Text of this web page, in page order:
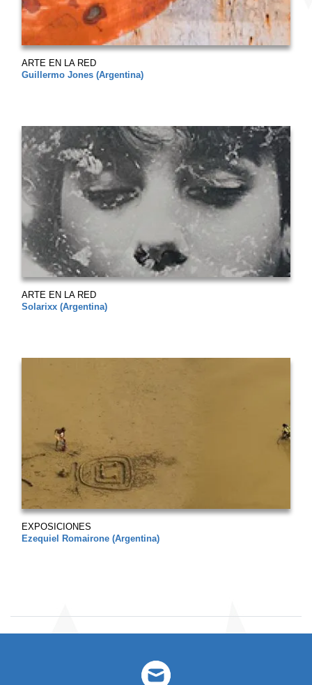
ARTE EN LA RED
Guillermo Jones (Argentina)
ARTE EN LA RED
Solarixx (Argentina)
EXPOSICIONES
Ezequiel Romairone (Argentina)